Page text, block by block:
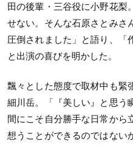
田の後輩・三谷役に小野花梨
せない。そんな石原さとみさ
圧倒されました」と語り、「
と出演の喜びを明かした。
飄々とした態度で取材中も緊
細川岳。「『美しい』と思う
間にこそ自分勝手な日常から
想うことができるのではない